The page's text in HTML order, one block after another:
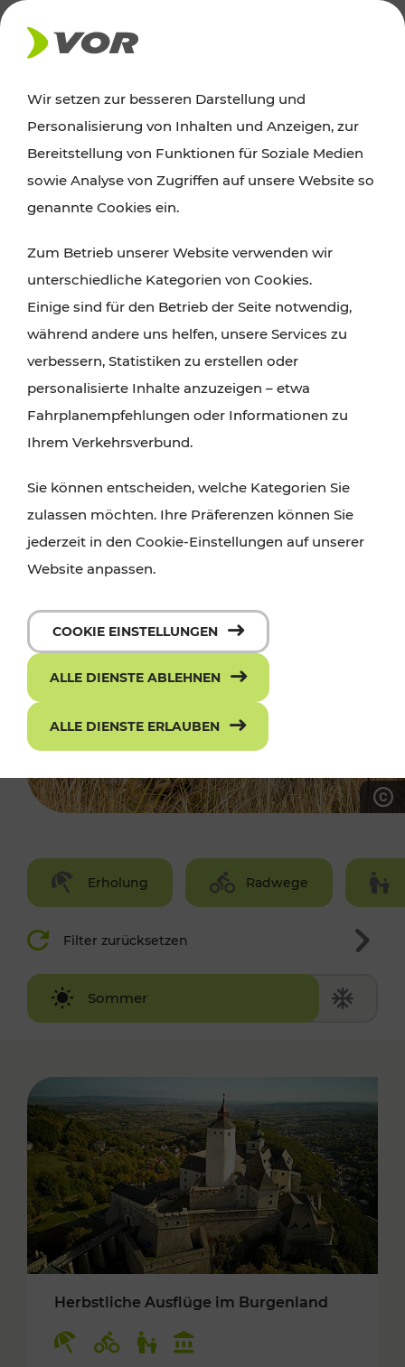
AKTUELLES
Ausflugstipps
Wien, Niederösterreich und das Burgenland
Wanderungen, Kultur und Gastronomie,
Radtouren oder purer Naturgenuss – viele
Attraktionen sind mit den Ticket- und Fahrplan-
Angeboten des VOR gut und schnell erreichbar.
Erholung Radwege
Filter zurücksetzen
Sommer
Winter
Herbstliche Ausflüge im Burgenland
Wir setzen zur besseren Darstellung und
Personalisierung von Inhalten und Anzeigen, zur
Bereitstellung von Funktionen für Soziale Medien
sowie Analyse von Zugriffen auf unsere Website so
genannte Cookies ein.
Zum Betrieb unserer Website verwenden wir
unterschiedliche Kategorien von Cookies.
Einige sind für den Betrieb der Seite notwendig,
während andere uns helfen, unsere Services zu
verbessern, Statistiken zu erstellen oder
personalisierte Inhalte anzuzeigen – etwa
Fahrplanempfehlungen oder Informationen zu
Ihrem Verkehrsverbund.
Sie können entscheiden, welche Kategorien Sie
zulassen möchten. Ihre Präferenzen können Sie
jederzeit in den Cookie-Einstellungen auf unserer
Website anpassen.
COOKIE EINSTELLUNGEN
ALLE DIENSTE ABLEHNEN
ALLE DIENSTE ERLAUBEN